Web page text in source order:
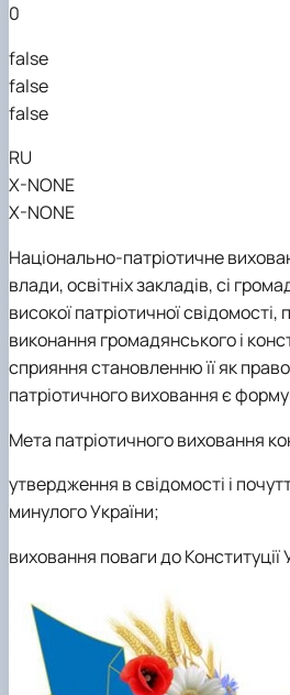
0
false
false
false
RU
X-NONE
X-NONE
Національно-патріотичне
влади, освітніх закладів, сі
високої патріотичної
виконання громадянського і
сприяння становленню її як
патріотичного виховання є
Мета патріотичного виховання
утвердження в свідомості і
минулого України;
виховання поваги до Конституції